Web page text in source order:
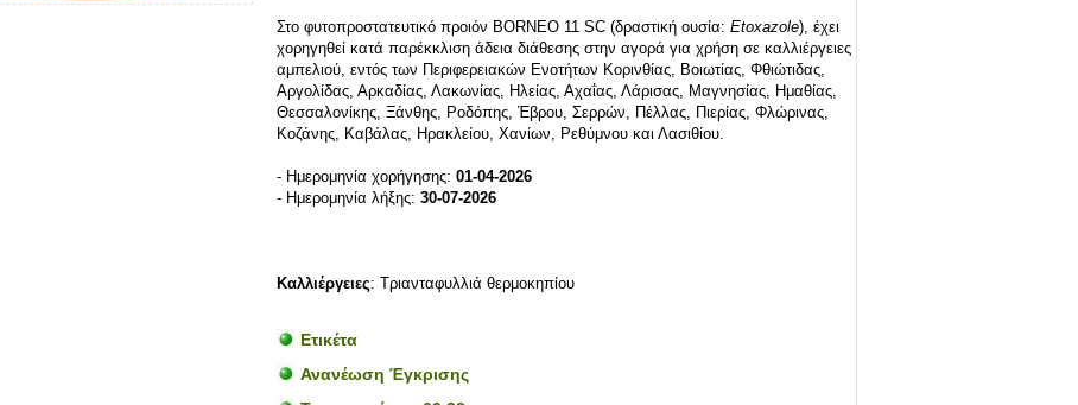
Στο φυτοπροστατευτικό προιόν BORNEO 11 SC (δραστική ουσία: Etoxazole), έχει
χορηγηθεί κατά παρέκκλιση άδεια διάθεσης στην αγορά για χρήση σε καλλιέργειες
αμπελιού, εντός των Περιφερειακών Ενοτήτων Κορινθίας, Βοιωτίας, Φθιώτιδας,
Αργολίδας, Αρκαδίας, Λακωνίας, Ηλείας, Αχαΐας, Λάρισας, Μαγνησίας, Ημαθίας,
Θεσσαλονίκης, Ξάνθης, Ροδόπης, Έβρου, Σερρών, Πέλλας, Πιερίας, Φλώρινας,
Κοζάνης, Καβάλας, Ηρακλείου, Χανίων, Ρεθύμνου και Λασιθίου.
- Ημερομηνία χορήγησης: 01-04-2026
- Ημερομηνία λήξης: 30-07-2026
Καλλιέργειες: Τριανταφυλλιά θερμοκηπίου
Ετικέτα
Ανανέωση Έγκρισης